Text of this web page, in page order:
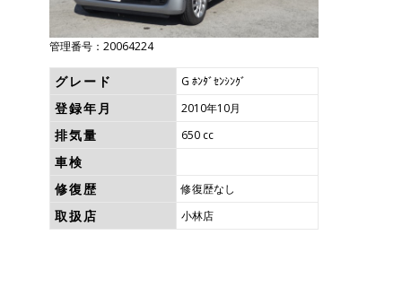
管理番号：20064224
グレード G ﾎﾝﾀﾞｾﾝｼﾝｸﾞ
登録年月 2010年10月
排気量 650 cc
車検
修復歴
修復歴なし
取扱店 小林店